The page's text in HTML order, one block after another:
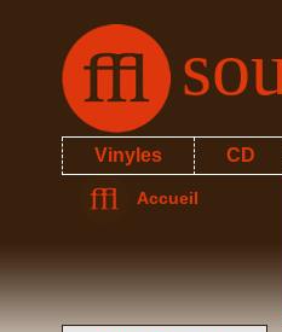
Vinyles CD
Accueil